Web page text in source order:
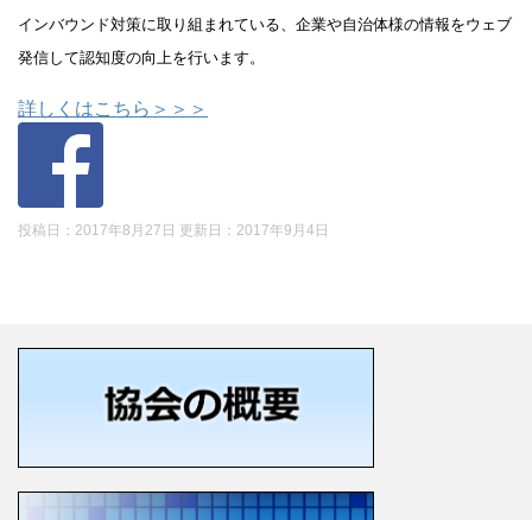
インバウンド対策に取り組まれている、企業や自治体様の情報をウェブ
発信して認知度の向上を行います。
詳しくはこちら＞＞＞
投稿日：2017年8月27日 更新日： 2017年9月4日